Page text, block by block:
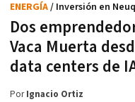
Dos
Vaca Muerta
data centers de
ENERGÍA/ Inversión en
PorIgnacio Ortiz